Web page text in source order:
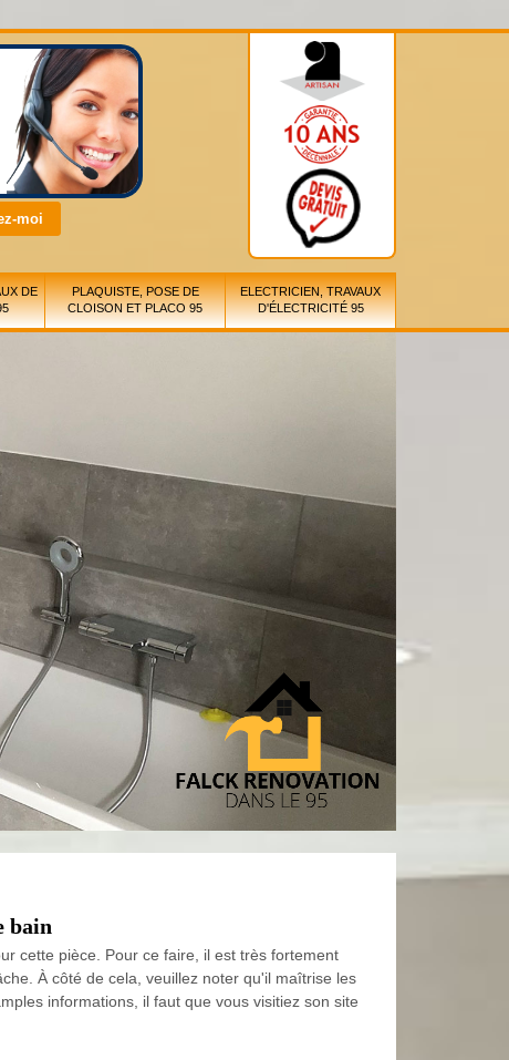
DE
PLAQUISTE, POSE DE
CLOISON ET PLACO 95
ELECTRICIEN, TRAVAUX
D'ÉLECTRICITÉ 95
bain
cette pièce. Pour ce faire, il est très fortement
À côté de cela, veuillez noter qu'il maîtrise les
informations, il faut que vous visitiez son site